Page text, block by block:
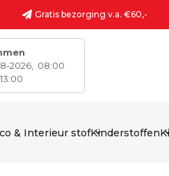
Gratis bezorging v.a. €60,-
2026,
08:00
& Interieur stofKinderstoffen